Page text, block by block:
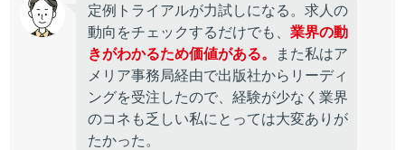
定例トライアルが力試しになる。求人の
動向をチェックするだけでも、 業界の動
きがわかるため価値がある。
また私はア
メリア事務局経由で出版社からリーディ
ングを受注したので、経験が少なく業界
のコネも乏しい私にとっては大変ありが
たかった。